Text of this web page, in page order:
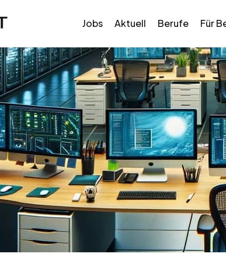
Jobs Aktuell Berufe Für